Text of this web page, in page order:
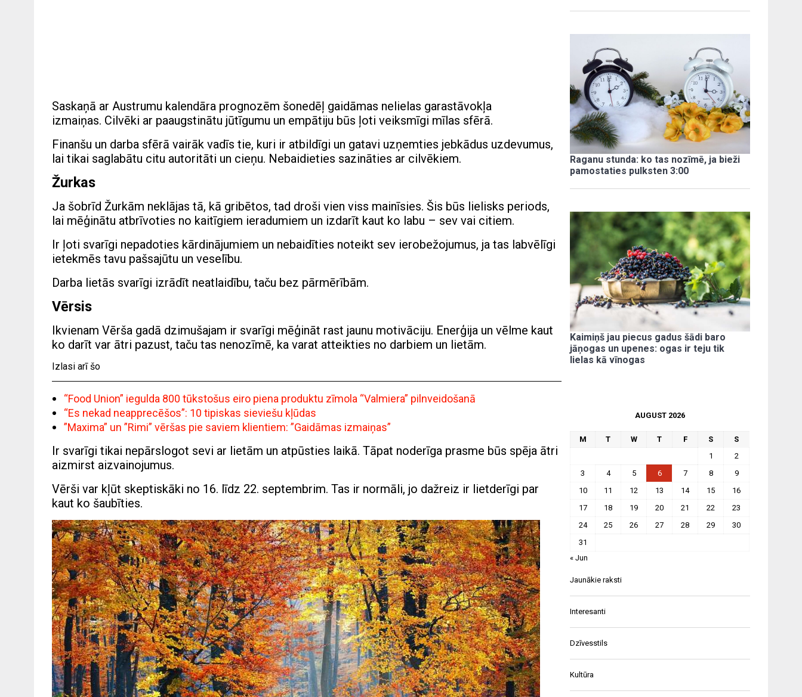
Saskaņā ar Austrumu kalendāra prognozēm šonedēļ gaidāmas nelielas garastāvokļa
izmaiņas. Cilvēki ar paaugstinātu jūtīgumu un empātiju būs ļoti veiksmīgi mīlas sfērā.
Finanšu un darba sfērā vairāk vadīs tie, kuri ir atbildīgi un gatavi uzņemties jebkādus uzdevumus,
lai tikai saglabātu citu autoritāti un cieņu. Nebaidieties sazināties ar cilvēkiem.
Žurkas
Ja šobrīd Žurkām neklājas tā, kā gribētos, tad droši vien viss mainīsies. Šis būs lielisks periods,
lai mēģinātu atbrīvoties no kaitīgiem ieradumiem un izdarīt kaut ko labu – sev vai citiem.
Ir ļoti svarīgi nepadoties kārdinājumiem un nebaidīties noteikt sev ierobežojumus, ja tas labvēlīgi
ietekmēs tavu pašsajūtu un veselību.
Darba lietās svarīgi izrādīt neatlaidību, taču bez pārmērībām.
Vērsis
Ikvienam Vērša gadā dzimušajam ir svarīgi mēģināt rast jaunu motivāciju. Enerģija un vēlme kaut
ko darīt var ātri pazust, taču tas nenozīmē, ka varat atteikties no darbiem un lietām.
Izlasi arī šo
“Food Union” iegulda 800 tūkstošus eiro piena produktu zīmola “Valmiera” pilnveidošanā
“Es nekad neapprecēšos”: 10 tipiskas sieviešu kļūdas
”Maxima” un ”Rimi” vēršas pie saviem klientiem: ”Gaidāmas izmaiņas”
Ir svarīgi tikai nepārslogot sevi ar lietām un atpūsties laikā. Tāpat noderīga prasme būs spēja ātri
aizmirst aizvainojumus.
Vērši var kļūt skeptiskāki no 16. līdz 22. septembrim. Tas ir normāli, jo dažreiz ir lietderīgi par
kaut ko šaubīties.
Raganu stunda: ko tas nozīmē, ja bieži
pamostaties pulksten 3:00
Kaimiņš jau piecus gadus šādi baro
jāņogas un upenes: ogas ir teju tik
lielas kā vīnogas
AUGUST 2026
M T W T F S
S
1
2
3
4 5 6 7 8
9
10
11 12 13 14 15
16
17
18 19 20 21 22
23
24
25 26 27 28 29
30
31
« Jun
Jaunākie raksti
Interesanti
Dzīvesstils
Kultūra